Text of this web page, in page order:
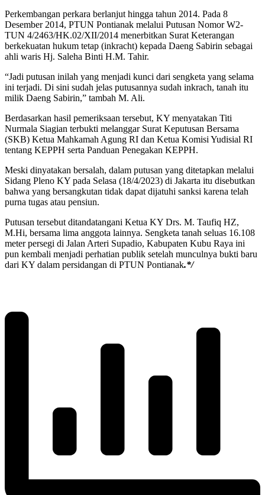
Perkembangan perkara berlanjut hingga tahun 2014. Pada 8
Desember 2014, PTUN Pontianak melalui Putusan Nomor W2-
TUN 4/2463/HK.02/XII/2014 menerbitkan Surat Keterangan
berkekuatan hukum tetap (inkracht) kepada Daeng Sabirin sebagai
ahli waris Hj. Saleha Binti H.M. Tahir.
“Jadi putusan inilah yang menjadi kunci dari sengketa yang selama
ini terjadi. Di sini sudah jelas putusannya sudah inkrach, tanah itu
milik Daeng Sabirin,” tambah M. Ali.
Berdasarkan hasil pemeriksaan tersebut, KY menyatakan Titi
Nurmala Siagian terbukti melanggar Surat Keputusan Bersama
(SKB) Ketua Mahkamah Agung RI dan Ketua Komisi Yudisial RI
tentang KEPPH serta Panduan Penegakan KEPPH.
Meski dinyatakan bersalah, dalam putusan yang ditetapkan melalui
Sidang Pleno KY pada Selasa (18/4/2023) di Jakarta itu disebutkan
bahwa yang bersangkutan tidak dapat dijatuhi sanksi karena telah
purna tugas atau pensiun.
Putusan tersebut ditandatangani Ketua KY Drs. M. Taufiq HZ,
M.Hi, bersama lima anggota lainnya. Sengketa tanah seluas 16.108
meter persegi di Jalan Arteri Supadio, Kabupaten Kubu Raya ini
pun kembali menjadi perhatian publik setelah munculnya bukti baru
dari KY dalam persidangan di PTUN Pontianak.*/